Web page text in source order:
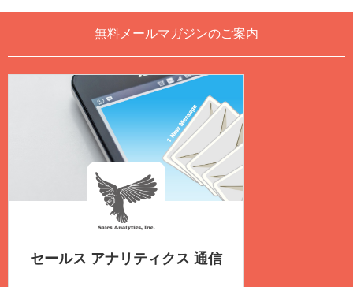
無料メールマガジンのご案内
セールス アナリティクス 通信